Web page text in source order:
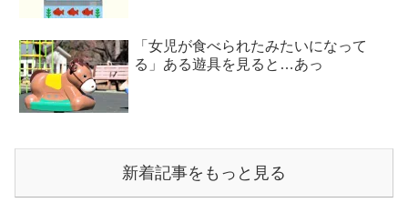
「女児が食べられたみたいになって
る」ある遊具を見ると…あっ
新着記事をもっと見る